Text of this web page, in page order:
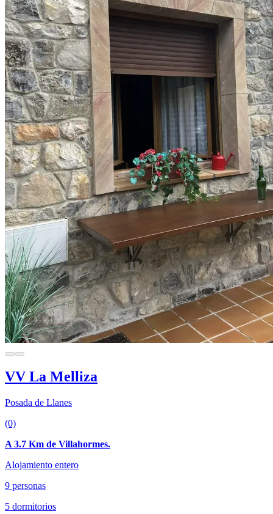
VV La Melliza
Posada de Llanes
(0)
A 3.7 Km de Villahormes.
Alojamiento entero
9 personas
5 dormitorios